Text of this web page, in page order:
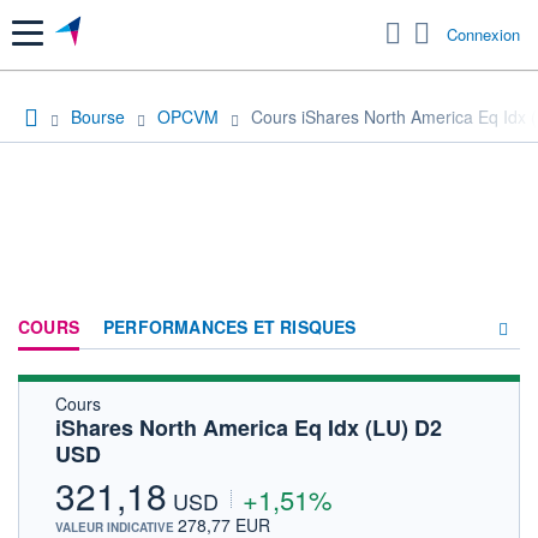
Menu Connexion
Bourse OPCVM Cours iShares North America Eq Idx
COURS PERFORMANCES ET RISQUES
FORUM
Cours
iShares North America Eq Idx (LU) D2
USD
321,18 USD +1,51%
VALEUR INDICATIVE 278,77 EUR